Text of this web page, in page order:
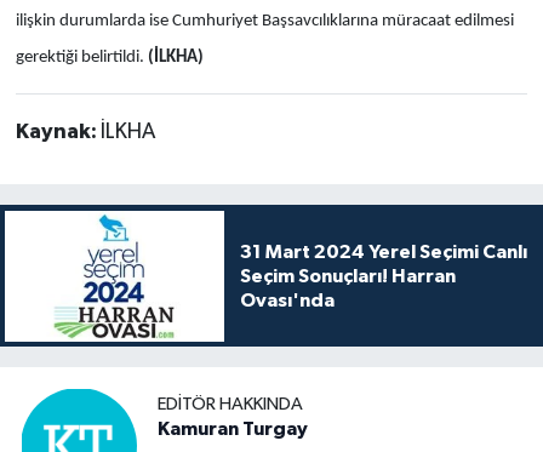
ilişkin durumlarda ise Cumhuriyet Başsavcılıklarına müracaat edilmesi
gerektiği belirtildi. (İLKHA)
Kaynak: İLKHA
31 Mart 2024 Yerel Seçimi Canlı
Seçim Sonuçları! Harran
Ovası'nda
EDITÖR HAKKINDA
Kamuran Turgay